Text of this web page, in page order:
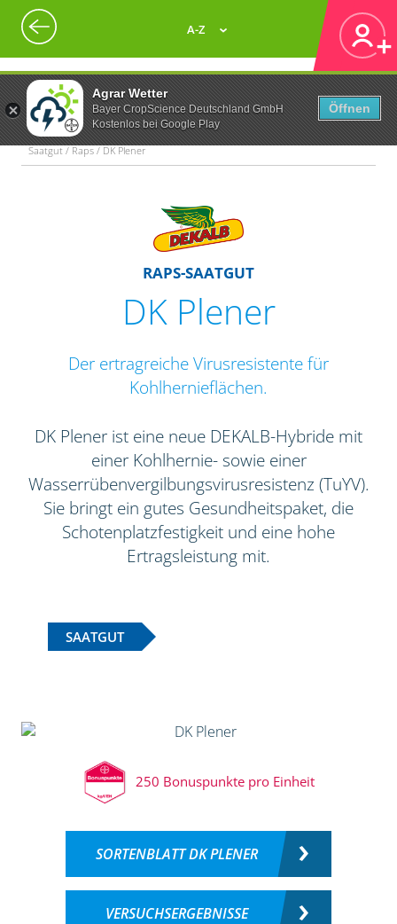
Agrar Wetter
Bayer CropScience Deutschland GmbH
Kostenlos bei Google Play
Öffnen
A-Z
Saatgut / Raps / DK Plener
RAPS-SAATGUT
DK Plener
Der ertragreiche Virusresistente für
Kohlhernieflächen.
DK Plener ist eine neue DEKALB-Hybride mit
einer Kohlhernie- sowie einer
Wasserrübenvergilbungsvirusresistenz (TuYV).
Sie bringt ein gutes Gesundheitspaket, die
Schotenplatzfestigkeit und eine hohe
Ertragsleistung mit.
SAATGUT
250 Bonuspunkte pro Einheit
SORTENBLATT DK PLENER
VERSUCHSERGEBNISSE